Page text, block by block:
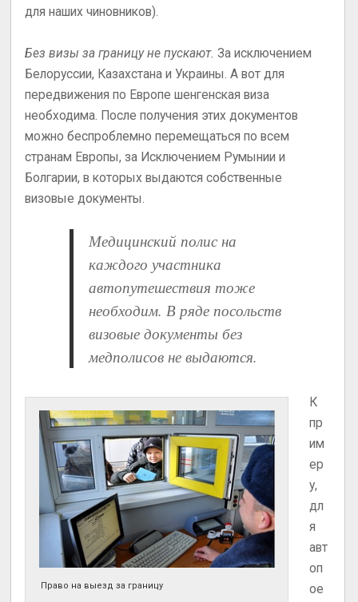
для наших чиновников).
Без визы за границу не пускают. За исключением
Белоруссии, Казахстана и Украины. А вот для
передвижения по Европе шенгенская виза
необходима. После получения этих документов
можно беспроблемно перемещаться по всем
странам Европы, за Исключением Румынии и
Болгарии, в которых выдаются собственные
визовые документы.
Медицинский полис на
каждого участника
автопутешествия тоже
необходим. В ряде посольств
визовые документы без
медполисов не выдаются.
Право на выезд за границу
К
пр
им
ер
у,
дл
я
авт
оп
ое